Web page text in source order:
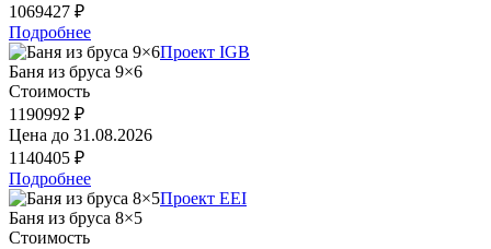
1069427 ₽
Подробнее
Проект IGB
Баня из бруса 9×6
Стоимость
1190992 ₽
Цена до 31.08.2026
1140405 ₽
Подробнее
Проект EEI
Баня из бруса 8×5
Стоимость